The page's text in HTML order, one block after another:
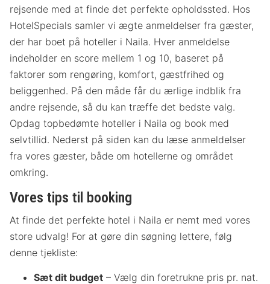
rejsende med at finde det perfekte opholdssted. Hos
HotelSpecials samler vi ægte anmeldelser fra gæster,
der har boet på hoteller i Naila. Hver anmeldelse
indeholder en score mellem 1 og 10, baseret på
faktorer som rengøring, komfort, gæstfrihed og
beliggenhed. På den måde får du ærlige indblik fra
andre rejsende, så du kan træffe det bedste valg.
Opdag topbedømte hoteller i Naila og book med
selvtillid. Nederst på siden kan du læse anmeldelser
fra vores gæster, både om hotellerne og området
omkring.
Vores tips til booking
At finde det perfekte hotel i Naila er nemt med vores
store udvalg! For at gøre din søgning lettere, følg
denne tjekliste:
Sæt dit budget – Vælg din foretrukne pris pr. nat.